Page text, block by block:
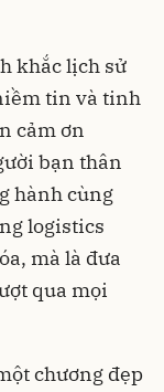
khắc lịch sử
tin và tinh
cảm ơn
bạn thân
hành cùng
logistics
mà là đưa
qua mọi
chương đẹp